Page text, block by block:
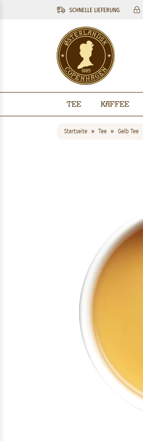
SCHNELLE LIEFERUNG
Tee Kaffee
Startseite Tee Gelb Tee